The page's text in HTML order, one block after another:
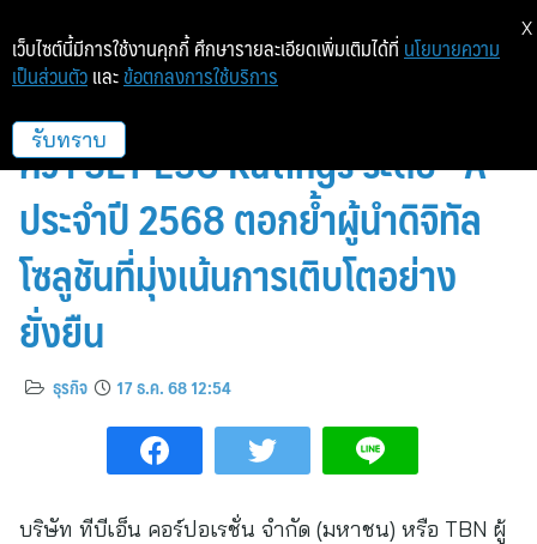
TBN เดินหน้าธุรกิจตามหลัก ESG
คว้า SET ESG Ratings ระดับ “A”
ประจำปี 2568 ตอกย้ำผู้นำดิจิทัล
โซลูชันที่มุ่งเน้นการเติบโตอย่าง
ยั่งยืน
ธุรกิจ 17 ธ.ค. 68 12:54
บริษัท ทีบีเอ็น คอร์ปอเรชั่น จำกัด (มหาชน) หรือ TBN ผู้
เว็บไซต์นี้มีการใช้งานคุกกี้ ศึกษารายละเอียดเพิ่มเติมได้ที่ นโยบายความ
เป็นส่วนตัว และ ข้อตกลงการใช้บริการ
รับทราบ
X